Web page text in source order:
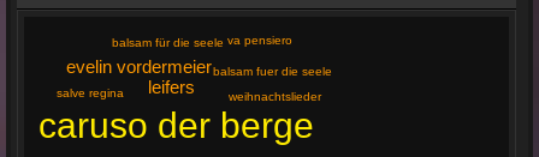
caruso der berge
leifers
evelin vordermeier
weihnachtslieder
balsam fuer die seele
balsam für die seele
salve regina
va pensiero